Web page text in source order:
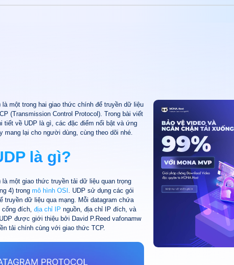
là một trong hai giao thức chính để truyền dữ liệu
(Transmission Control Protocol). Trong bài viết
tiết về UDP là gì, các đặc điểm nổi bật và ứng
lại cho người dùng, cùng theo dõi nhé.
là gì?
là một giao thức truyền tải dữ liệu quan trọng
4) trong mô hình OSI
. UDP sử dụng các gói
truyền dữ liệu qua mạng. Mỗi datagram chứa
đích, địa chỉ IP nguồn, địa chỉ IP đích, và
được giới thiệu bởi David P.Reed vafonamw
tải chính cùng với giao thức TCP.